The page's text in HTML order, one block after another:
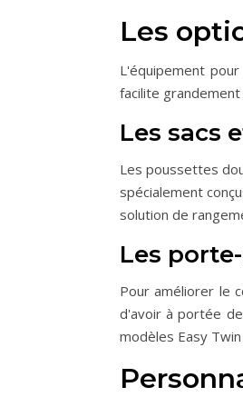
Les
L'équipement
facilite
Les sacs
Les poussettes
spécialement
solution de
Les
Pour améliorer le
d'avoir à portée
modèles Easy